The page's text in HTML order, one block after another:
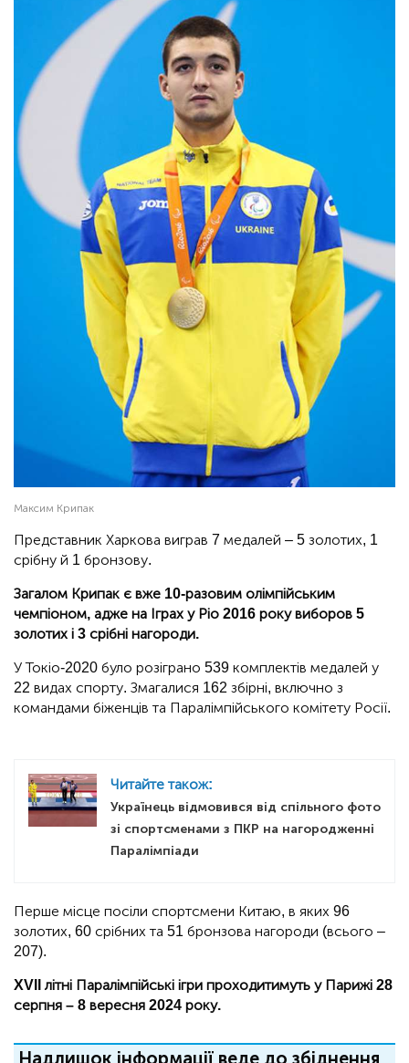
Максим Крипак
Представник Харкова виграв 7 медалей – 5 золотих, 1
срібну й 1 бронзову.
Загалом Крипак є вже 10-разовим олімпійським
чемпіоном, адже на Іграх у Ріо 2016 року виборов 5
золотих і 3 срібні нагороди.
У Токіо-2020 було розіграно 539 комплектів медалей у
22 видах спорту. Змагалися 162 збірні, включно з
командами біженців та Паралімпійського комітету Росії.
Читайте також:
Українець відмовився від спільного фото
зі спортсменами з ПКР на нагородженні
Паралімпіади
Перше місце посіли спортсмени Китаю, в яких 96
золотих, 60 срібних та 51 бронзова нагороди (всього –
207).
XVII літні Паралімпійські ігри проходитимуть у Парижі 28
серпня – 8 вересня 2024 року.